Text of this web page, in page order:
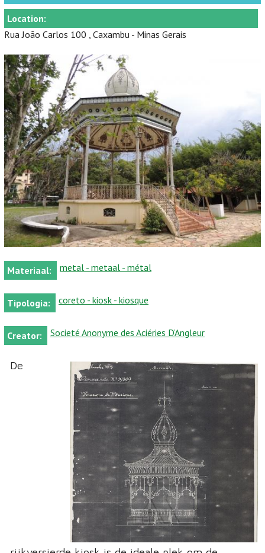
Location:
Rua João Carlos 100 , Caxambu - Minas Gerais
Materiaal: metal - metaal - métal
Tipologia: coreto - kiosk - kiosque
Creator: Societé Anonyme des Aciéries D’Angleur
De